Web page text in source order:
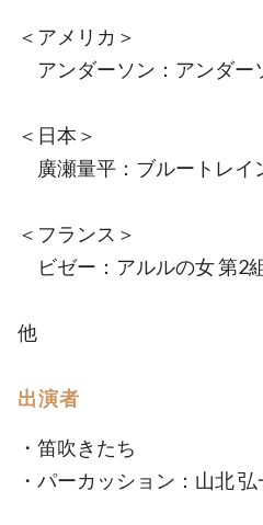
＜アメリカ＞
アンダーソン：アンダー
＜日本＞
廣瀬量平：ブルートレイ
＜フランス＞
ビゼー：アルルの女 第2
他
出演者
・笛吹きたち
・パーカッション：山北 弘